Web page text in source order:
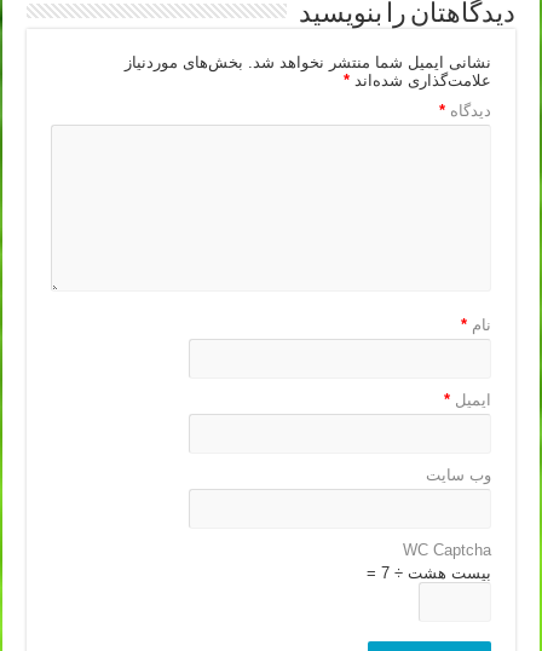
دیدگاهتان را بنویسید
نشانی ایمیل شما منتشر نخواهد شد. بخش‌های موردنیاز
علامت‌گذاری شده‌اند*
دیدگاه*
نام*
ایمیل*
وب‌ سایت
WC Captcha
بیست هشت ÷ 7 =